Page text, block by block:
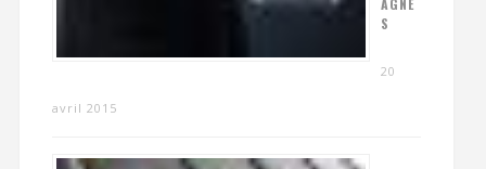
AGNE
S
20
avril 2015